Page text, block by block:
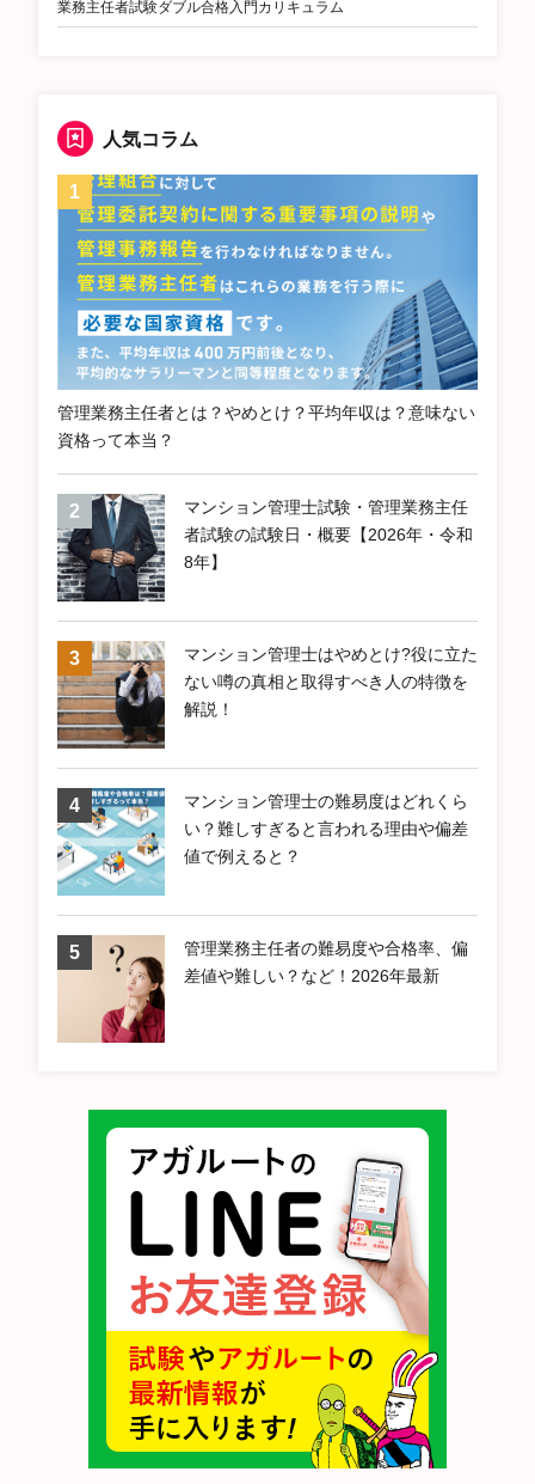
業務主任者試験ダブル合格入門カリキュラム
人気コラム
管理業務主任者とは？やめとけ？平均年収は？意味ない
資格って本当？
マンション管理士試験・管理業務主任
者試験の試験日・概要【2026年・令和
8年】
マンション管理士はやめとけ?役に立た
ない噂の真相と取得すべき人の特徴を
解説！
マンション管理士の難易度はどれくら
い？難しすぎると言われる理由や偏差
値で例えると？
管理業務主任者の難易度や合格率、偏
差値や難しい？など！2026年最新